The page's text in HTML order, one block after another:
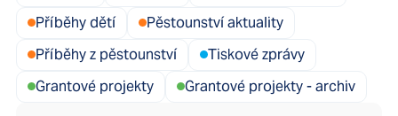
Příběhy dětí
Pěstounství aktuality
Příběhy z pěstounství
Tiskové zprávy
Grantové projekty
Grantové projekty - archiv
O nás
Kontakt